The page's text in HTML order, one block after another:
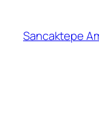
Sancaktepe